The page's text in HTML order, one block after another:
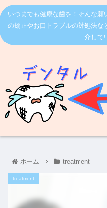
いつまでも健康な歯を！そんな
の矯正やお口トラブルの対処法な
介して
ホーム treatment
treatment